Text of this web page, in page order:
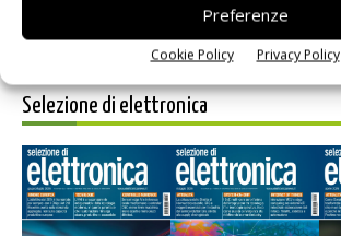
Preferenze
Cookie Policy Privacy Policy
Selezione di elettronica